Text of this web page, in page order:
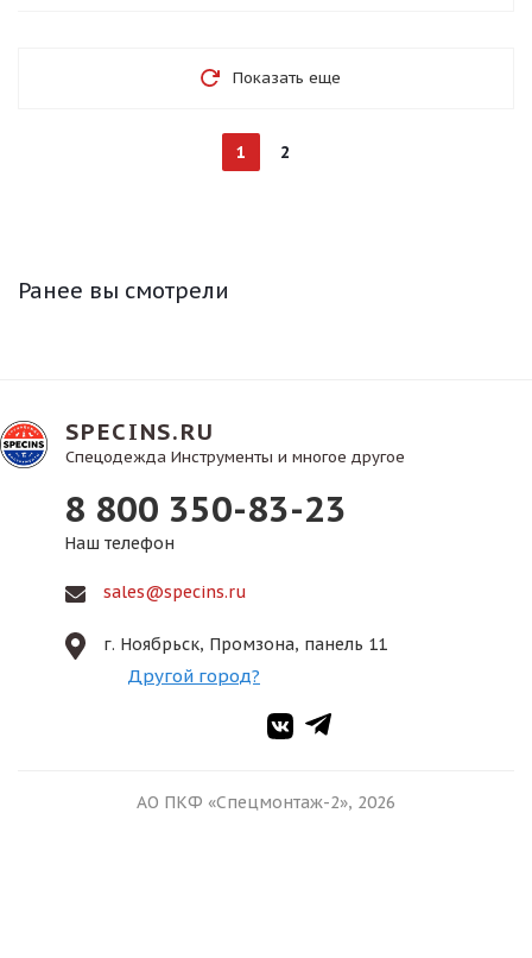
Показать еще
1 2
Ранее вы смотрели
SPECINS.RU
Спецодежда Инструменты и многое другое
8 800 350-83-23
Наш телефон
sales@specins.ru
г. Ноябрьск, Промзона, панель 11
Другой город?
АО ПКФ «Спецмонтаж-2», 2026